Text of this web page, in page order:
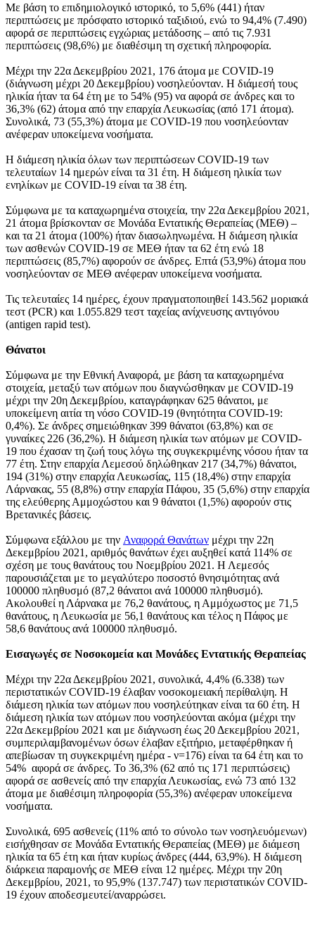
Με βάση το επιδημιολογικό ιστορικό, το 5,6% (441) ήταν
περιπτώσεις με πρόσφατο ιστορικό ταξιδιού, ενώ το 94,4% (7.490)
αφορά σε περιπτώσεις εγχώριας μετάδοσης – από τις 7.931
περιπτώσεις (98,6%) με διαθέσιμη τη σχετική πληροφορία.
Μέχρι την 22α Δεκεμβρίου 2021, 176 άτομα με COVID-19
(διάγνωση μέχρι 20 Δεκεμβρίου) νοσηλεύονταν. Η διάμεσή τους
ηλικία ήταν τα 64 έτη με το 54% (95) να αφορά σε άνδρες και το
36,3% (62) άτομα από την επαρχία Λευκωσίας (από 171 άτομα).
Συνολικά, 73 (55,3%) άτομα με COVID-19 που νοσηλεύονταν
ανέφεραν υποκείμενα νοσήματα.
Η διάμεση ηλικία όλων των περιπτώσεων COVID-19 των
τελευταίων 14 ημερών είναι τα 31 έτη. Η διάμεση ηλικία των
ενηλίκων με COVID-19 είναι τα 38 έτη.
Σύμφωνα με τα καταχωρημένα στοιχεία, την 22α Δεκεμβρίου 2021,
21 άτομα βρίσκονταν σε Μονάδα Εντατικής Θεραπείας (ΜΕΘ) –
και τα 21 άτομα (100%) ήταν διασωληνωμένα. Η διάμεση ηλικία
των ασθενών COVID-19 σε ΜΕΘ ήταν τα 62 έτη ενώ 18
περιπτώσεις (85,7%) αφορούν σε άνδρες. Επτά (53,9%) άτομα που
νοσηλεύονταν σε ΜΕΘ ανέφεραν υποκείμενα νοσήματα.
Τις τελευταίες 14 ημέρες, έχουν πραγματοποιηθεί 143.562 μοριακά
τεστ (PCR) και 1.055.829 τεστ ταχείας ανίχνευσης αντιγόνου
(antigen rapid test).
Θάνατοι
Σύμφωνα με την Εθνική Αναφορά, με βάση τα καταχωρημένα
στοιχεία, μεταξύ των ατόμων που διαγνώσθηκαν με COVID-19
μέχρι την 20η Δεκεμβρίου, καταγράφηκαν 625 θάνατοι, με
υποκείμενη αιτία τη νόσο COVID-19 (θνητότητα COVID-19:
0,4%). Σε άνδρες σημειώθηκαν 399 θάνατοι (63,8%) και σε
γυναίκες 226 (36,2%). Η διάμεση ηλικία των ατόμων με COVID-
19 που έχασαν τη ζωή τους λόγω της συγκεκριμένης νόσου ήταν τα
77 έτη. Στην επαρχία Λεμεσού δηλώθηκαν 217 (34,7%) θάνατοι,
194 (31%) στην επαρχία Λευκωσίας, 115 (18,4%) στην επαρχία
Λάρνακας, 55 (8,8%) στην επαρχία Πάφου, 35 (5,6%) στην επαρχία
της ελεύθερης Αμμοχώστου και 9 θάνατοι (1,5%) αφορούν στις
Βρετανικές βάσεις.
Σύμφωνα εξάλλου με την Αναφορά Θανάτων μέχρι την 22η
Δεκεμβρίου 2021, αριθμός θανάτων έχει αυξηθεί κατά 114% σε
σχέση με τους θανάτους του Νοεμβρίου 2021. Η Λεμεσός
παρουσιάζεται με το μεγαλύτερο ποσοστό θνησιμότητας ανά
100000 πληθυσμό (87,2 θάνατοι ανά 100000 πληθυσμό).
Ακολουθεί η Λάρνακα με 76,2 θανάτους, η Αμμόχωστος με 71,5
θανάτους, η Λευκωσία με 56,1 θανάτους και τέλος η Πάφος με
58,6 θανάτους ανά 100000 πληθυσμό.
Εισαγωγές σε Νοσοκομεία και Μονάδες Εντατικής Θεραπείας
Μέχρι την 22α Δεκεμβρίου 2021, συνολικά, 4,4% (6.338) των
περιστατικών COVID-19 έλαβαν νοσοκομειακή περίθαλψη. H
διάμεση ηλικία των ατόμων που νοσηλεύτηκαν είναι τα 60 έτη. Η
διάμεση ηλικία των ατόμων που νοσηλεύονται ακόμα (μέχρι την
22α Δεκεμβρίου 2021 και με διάγνωση έως 20 Δεκεμβρίου 2021,
συμπεριλαμβανομένων όσων έλαβαν εξιτήριο, μεταφέρθηκαν ή
απεβίωσαν τη συγκεκριμένη ημέρα - ν=176) είναι τα 64 έτη και το
54% αφορά σε άνδρες. Το 36,3% (62 από τις 171 περιπτώσεις)
αφορά σε ασθενείς από την επαρχία Λευκωσίας, ενώ 73 από 132
άτομα με διαθέσιμη πληροφορία (55,3%) ανέφεραν υποκείμενα
νοσήματα.
Συνολικά, 695 ασθενείς (11% από το σύνολο των νοσηλευόμενων)
εισήχθησαν σε Μονάδα Εντατικής Θεραπείας (ΜΕΘ) με διάμεση
ηλικία τα 65 έτη και ήταν κυρίως άνδρες (444, 63,9%). Η διάμεση
διάρκεια παραμονής σε ΜΕΘ είναι 12 ημέρες. Μέχρι την 20η
Δεκεμβρίου, 2021, το 95,9% (137.747) των περιστατικών COVID-
19 έχουν αποδεσμευτεί/αναρρώσει.